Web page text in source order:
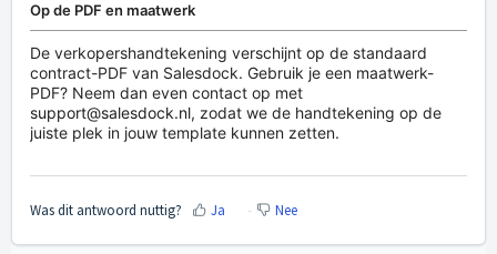
Op de PDF en maatwerk
De verkopershandtekening verschijnt op de standaard
contract-PDF van Salesdock. Gebruik je een maatwerk-
PDF? Neem dan even contact op met
support@salesdock.nl, zodat we de handtekening op de
juiste plek in jouw template kunnen zetten.
Was dit antwoord nuttig? Ja Nee